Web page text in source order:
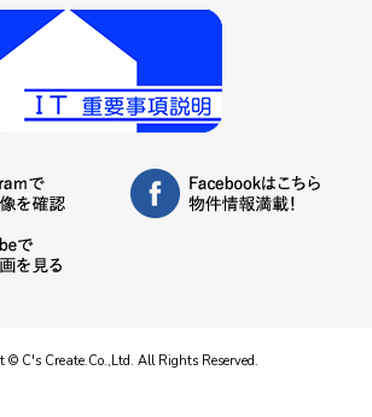
© C's Create.Co.,Ltd. All Rights Reserved.